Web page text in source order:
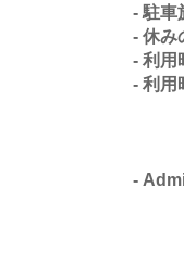
- 駐車
- 休み
- 利用
- 利用
-